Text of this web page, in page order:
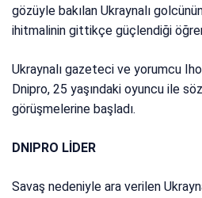
gözüyle bakılan Ukraynalı
ihitmalinin gittikçe güçlendiği
Ukraynalı gazeteci ve yorumcu
Dnipro, 25 yaşındaki oyuncu ile
görüşmelerine başladı.
DNIPRO LİDER
Savaş nedeniyle ara verilen